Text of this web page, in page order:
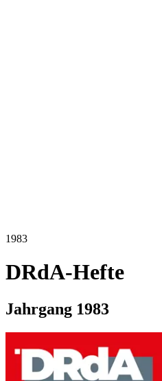
1983
DRdA-Hefte
Jahrgang 1983